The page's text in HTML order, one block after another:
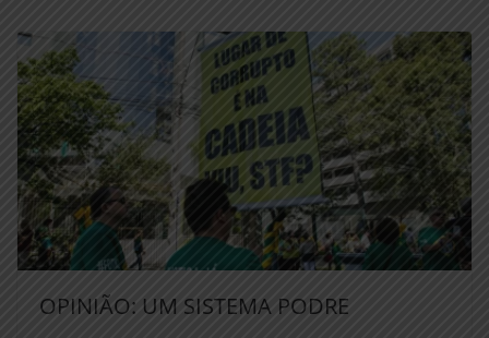
OPINIÃO: UM SISTEMA PODRE